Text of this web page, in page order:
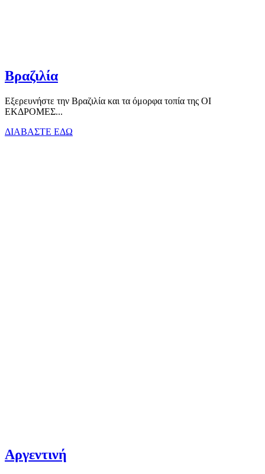
Βραζιλία
Εξερευνήστε την Βραζιλία και τα όμορφα τοπία της ΟΙ
ΕΚΔΡΟΜΕΣ...
ΔΙΑΒΑΣΤΕ ΕΔΩ
Αργεντινή